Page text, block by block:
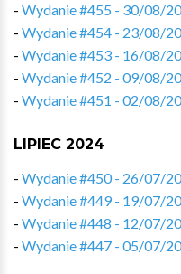
- Wydanie #455 - 30/08/
- Wydanie #454 - 23/08/
- Wydanie #453 - 16/08/
- Wydanie #452 - 09/08/
- Wydanie #451 - 02/08/
LIPIEC 2024
- Wydanie #450 - 26/07/
- Wydanie #449 - 19/07/
- Wydanie #448 - 12/07/
- Wydanie #447 - 05/07/